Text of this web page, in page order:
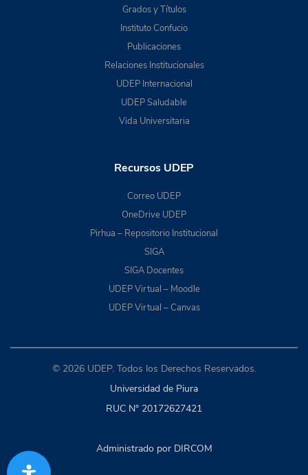
Grados y Títulos
Instituto Confucio
Publicaciones
Relaciones Institucionales
UDEP Internacional
UDEP Saludable
Vida Universitaria
Recursos UDEP
Correo UDEP
OneDrive UDEP
Pirhua – Repositorio Institucional
SIGA
SIGA Docentes
UDEP Virtual – Moodle
UDEP Virtual – Canvas
© 2026 UDEP. Todos los Derechos Reservados.
Universidad de Piura
RUC N° 20172627421
Administrado por DIRCOM